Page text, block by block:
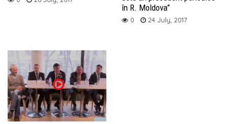
în R. Moldova”
0 24 July, 2017